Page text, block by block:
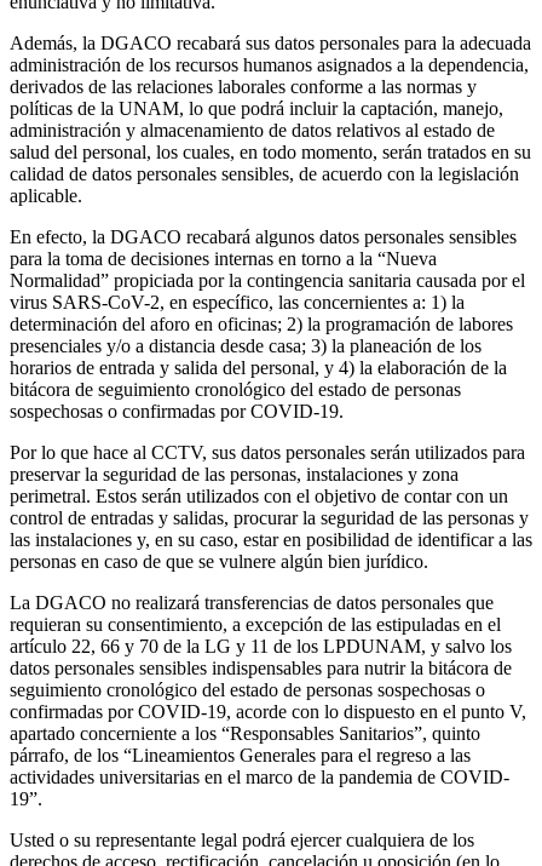
Además, la DGACO recabará sus datos personales para la adecuada
administración de los recursos humanos asignados a la dependencia,
derivados de las relaciones laborales conforme a las normas y
políticas de la UNAM, lo que podrá incluir la captación, manejo,
administración y almacenamiento de datos relativos al estado de
salud del personal, los cuales, en todo momento, serán tratados en su
calidad de datos personales sensibles, de acuerdo con la legislación
aplicable.
En efecto, la DGACO recabará algunos datos personales sensibles
para la toma de decisiones internas en torno a la “Nueva
Normalidad” propiciada por la contingencia sanitaria causada por el
virus SARS-CoV-2, en específico, las concernientes a: 1) la
determinación del aforo en oficinas; 2) la programación de labores
presenciales y/o a distancia desde casa; 3) la planeación de los
horarios de entrada y salida del personal, y 4) la elaboración de la
bitácora de seguimiento cronológico del estado de personas
sospechosas o confirmadas por COVID-19.
Por lo que hace al CCTV, sus datos personales serán utilizados para
preservar la seguridad de las personas, instalaciones y zona
perimetral. Estos serán utilizados con el objetivo de contar con un
control de entradas y salidas, procurar la seguridad de las personas y
las instalaciones y, en su caso, estar en posibilidad de identificar a las
personas en caso de que se vulnere algún bien jurídico.
La DGACO no realizará transferencias de datos personales que
requieran su consentimiento, a excepción de las estipuladas en el
artículo 22, 66 y 70 de la LG y 11 de los LPDUNAM, y salvo los
datos personales sensibles indispensables para nutrir la bitácora de
seguimiento cronológico del estado de personas sospechosas o
confirmadas por COVID-19, acorde con lo dispuesto en el punto V,
apartado concerniente a los “Responsables Sanitarios”, quinto
párrafo, de los “Lineamientos Generales para el regreso a las
actividades universitarias en el marco de la pandemia de COVID-
19”.
Usted o su representante legal podrá ejercer cualquiera de los